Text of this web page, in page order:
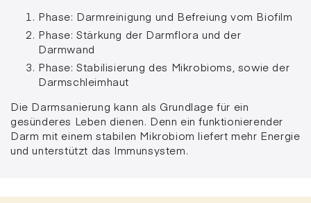
Phase: Darmreinigung und Befreiung vom Biofilm
Phase: Stärkung der Darmflora und der
Darmwand
Phase: Stabilisierung des Mikrobioms, sowie der
Darmschleimhaut
Die Darmsanierung kann als Grundlage für ein
gesünderes Leben dienen. Denn ein funktionierender
Darm mit einem stabilen Mikrobiom liefert mehr Energie
und unterstützt das Immunsystem.